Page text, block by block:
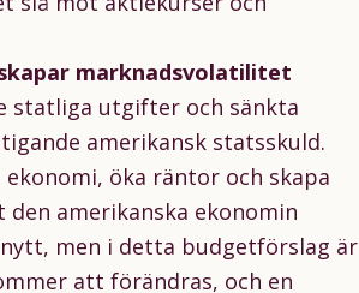
marknadsvolatilitet
statliga utgifter och sänkta
amerikansk statsskuld.
öka räntor och skapa
den amerikanska ekonomin
men i detta budgetförslag är
att förändras, och en